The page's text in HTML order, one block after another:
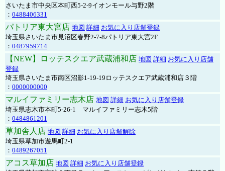
さいたま市中央区本町西5-2-9イオンモール与野2階
： 0488406331
パトリア東大宮店 地図 詳細 お気に入り店舗登録
埼玉県さいたま市見沼区春野2-7-8パトリア東大宮2F
： 0487959714
【NEW】ロッテスクエア武蔵浦和店 地図 詳細 お気に入り店舗
登録
埼玉県さいたま市南区沼影1-19-19ロッテスクエア武蔵浦和店３階
： 0000000000
マルイファミリー志木店 地図 詳細 お気に入り店舗登録
埼玉県志木市本町5-26-1 マルイファミリー志木5階
： 0484861201
草加舎人店 地図 詳細 お気に入り店舗解除
埼玉県草加市遊馬町2-1
： 0489267051
アコス草加店 地図 詳細 お気に入り店舗登録